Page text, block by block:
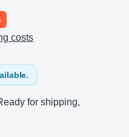
costs
for shipping,